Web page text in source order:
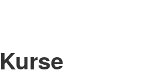
Kurse